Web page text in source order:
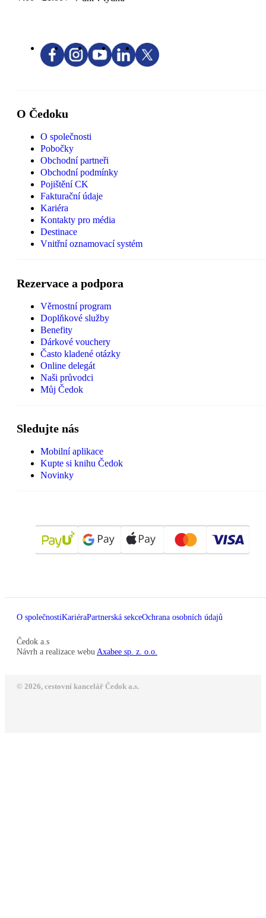
O Čedoku
O společnosti
Pobočky
Obchodní partneři
Obchodní podmínky
Pojištění CK
Fakturační údaje
Kariéra
Kontakty pro média
Destinace
Vnitřní oznamovací systém
Rezervace a podpora
Věrnostní program
Doplňkové služby
Benefity
Dárkové vouchery
Často kladené otázky
Online delegát
Naši průvodci
Můj Čedok
Sledujte nás
Mobilní aplikace
Kupte si knihu Čedok
Novinky
O společnostiKariéraPartnerská sekceOchrana osobních údajů
Čedok a.s
Návrh a realizace webu Axabee sp. z. o.o.
© 2026, cestovní kancelář Čedok a.s.